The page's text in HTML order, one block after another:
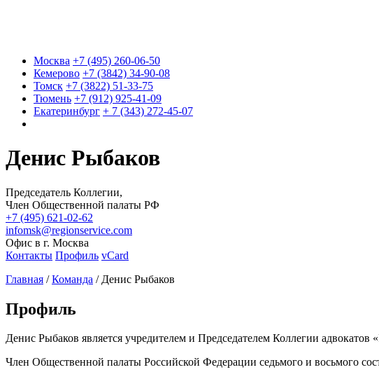
Москва +7 (495) 260-06-50
Кемерово +7 (3842) 34-90-08
Томск +7 (3822) 51-33-75
Тюмень +7 (912) 925-41-09
Екатеринбург + 7 (343) 272-45-07
Денис Рыбаков
Председатель Коллегии,
Член Общественной палаты РФ
+7 (495) 621-02-62
infomsk@regionservice.com
Офис в г. Москва
Контакты Профиль vCard
Главная /Команда / Денис Рыбаков
Профиль
Денис Рыбаков является учредителем и Председателем Коллегии
Член Общественной палаты Российской Федерации седьмого и восьмого